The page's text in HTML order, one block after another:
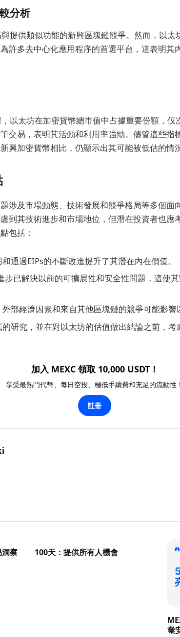
分析
提供類似功能的新興區塊鏈競爭。然而，以太
許多去中心化應用程序的首選平台，這表明其
以太坊在加密貨幣總市值中占據重要份額，仅
交易，表明其活動和利用率強勁。儘管這些指
興加密貨幣相比，仍顯示出其可能被低估的情況
涉及市場動態、技術發展和競爭格局等多個面
到其技術進步和市場地位，但潛在投資者也應
包括：
通過EIPs的不斷改進提升了其潛在內在價值。
步已解決以前的可擴展性和安全性問題，這使
部經濟因素和來自其他區塊鏈的競爭可能影響
研究，並在對以太坊的估值做出結論之前，
加入 MEXC 領取 10,000 USDT！
享受最熱門代幣、每日空投、極低手續費和充足的流動性！
註冊
察 100天：提供所有人機會
業